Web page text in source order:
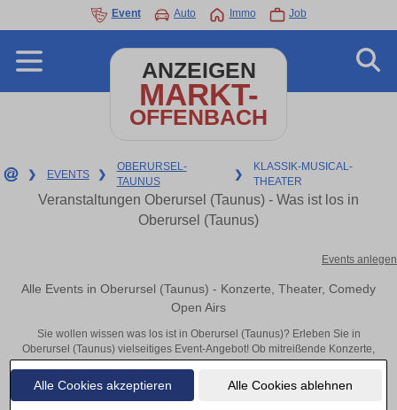
Alle Cookies akzeptieren Alle Cookies ablehnen
Event Auto Immo Job
ANZEIGEN
MARKT-
OFFENBACH
❯ EVENTS ❯
OBERURSEL-
TAUNUS
❯
KLASSIK-MUSICAL-
THEATER
Veranstaltungen Oberursel (Taunus) - Was ist los in
Oberursel (Taunus)
Events anlegen
Alle Events in Oberursel (Taunus) - Konzerte, Theater, Comedy
Open Airs
Sie wollen wissen was los ist in Oberursel (Taunus)? Erleben Sie in
Oberursel (Taunus) vielseitiges Event-Angebot! Ob mitreißende Konzerte,
inspirierende Theateraufführungen oder aufregende Veranstaltungen in
Oberursel (Taunus) – hier finden alles im Überblick und Tickets.